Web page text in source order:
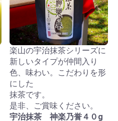
楽山の宇治抹茶シリーズに
新しいタイプが仲間入り
色、味わい。こだわりを形
にした
抹茶です。
是非、ご賞味ください。
宇治抹茶 神楽乃誉４０g